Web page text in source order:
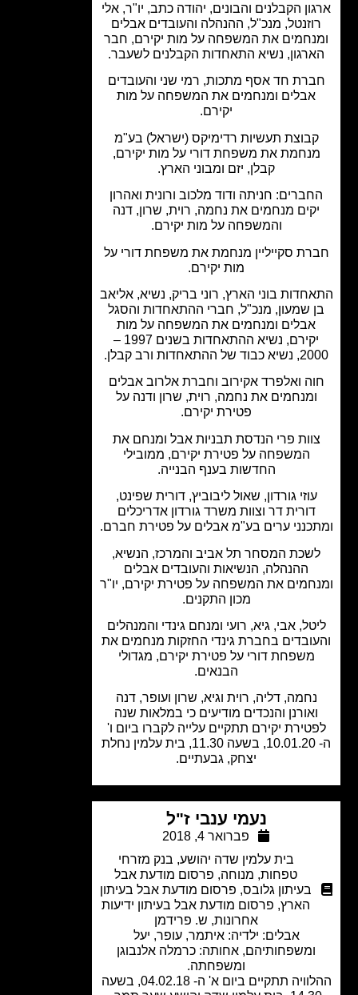
הקבלנים והבונים, יהודה כתב, יו"ר, אלי
מנכ"ל, ההנהלה והעובדים אבלים
את המשפחה על מות יקירם, חבר
נשיא התאחדות הקבלנים לשעבר.
חד אסף מתכות, רמי שני והעובדים
אבלים ומנחמים את המשפחה על מות
תעשיות רדימיקס (ישראל) בע"מ
את משפחת דורי על מות יקירם,
קבלן, יזם ומבוני הארץ.
חניתה ודוד מלכוב ורונית ואהרון
מנחמים את נחמה, רוית, שרון, דנה
והמשפחה על מות יקירם.
סקייליין מנחמת את משפחת דורי על
מות יקירם.
בוני הארץ, רוני בריק, נשיא, אליאב
שמעון, מנכ"ל, חברי ההתאחדות והסגל
אבלים ומנחמים את המשפחה על מות
יקירם, נשיא ההתאחדות בשנים 1997 –
ואלפרד אקירוב וחברת אלרוב אבלים
ומנחמים את נחמה, רוית, שרון ודנה על
פטירת יקירם.
פרי הנדסת תבניות אבל ומנחם את
המשפחה על פטירת יקירם, ממובילי
החדשות בענף הבנייה.
עוזי גורדון, שאול ליבוביץ, דורית שפינט,
דורית דר וצוות משרד גורדון אדריכלים
ערים בע"מ אבלים על פטירת חברם.
המסחר תל אביב והמרכז, הנשיא,
ההנהלה, הנשיאות והעובדים אבלים
את המשפחה על פטירת יקירם, יו"ר
מכון התקנים.
אבי, גיא, רועי ומנחם גינדי והמנהלים
בחברת גינדי החזקות מנחמים את
משפחת דורי על פטירת יקירם, מגדולי
הבנאים.
נחמה, דליה, רוית וגיא, שרון ועופר, דנה
והנכדים מודיעים כי במלאות שנה
יקירם תתקיים עלייה לקברו ביום ו'
ה- 10.01.20, בשעה 11.30, בית עלמין נחלת
יצחק, גבעתיים.
נעמי ענבי ז"ל
פברואר 4, 2018
בית עלמין שדה יהושע, בנק מזרחי
,מנוחה, פרסום מודעת אבל
בעיתון גלובס, פרסום מודעת אבל בעיתון
פרסום מודעת אבל בעיתון ידיעות
אחרונות,ש. פרידמן
אבלים: ילדיה: איתמר, עופר, יעל
ומשפחותיהם, אחותה: כרמלה אלנבוגן
ומשפחתה.
ההלוויה תתקיים ביום א' ה- 04.02.18, בשעה